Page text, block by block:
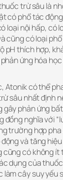
trừ sâu là
có phổ tác
loại nội hấp, có
cũng có loại
pH thích hợp,
ứng hóa
Atonik có thể
sâu nhất định
phản ứng
đồng nghĩa với
trường hợp
và tăng
cũng có không ít
dụng của
làm cây suy yếu